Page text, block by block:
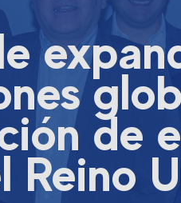
de
Reino